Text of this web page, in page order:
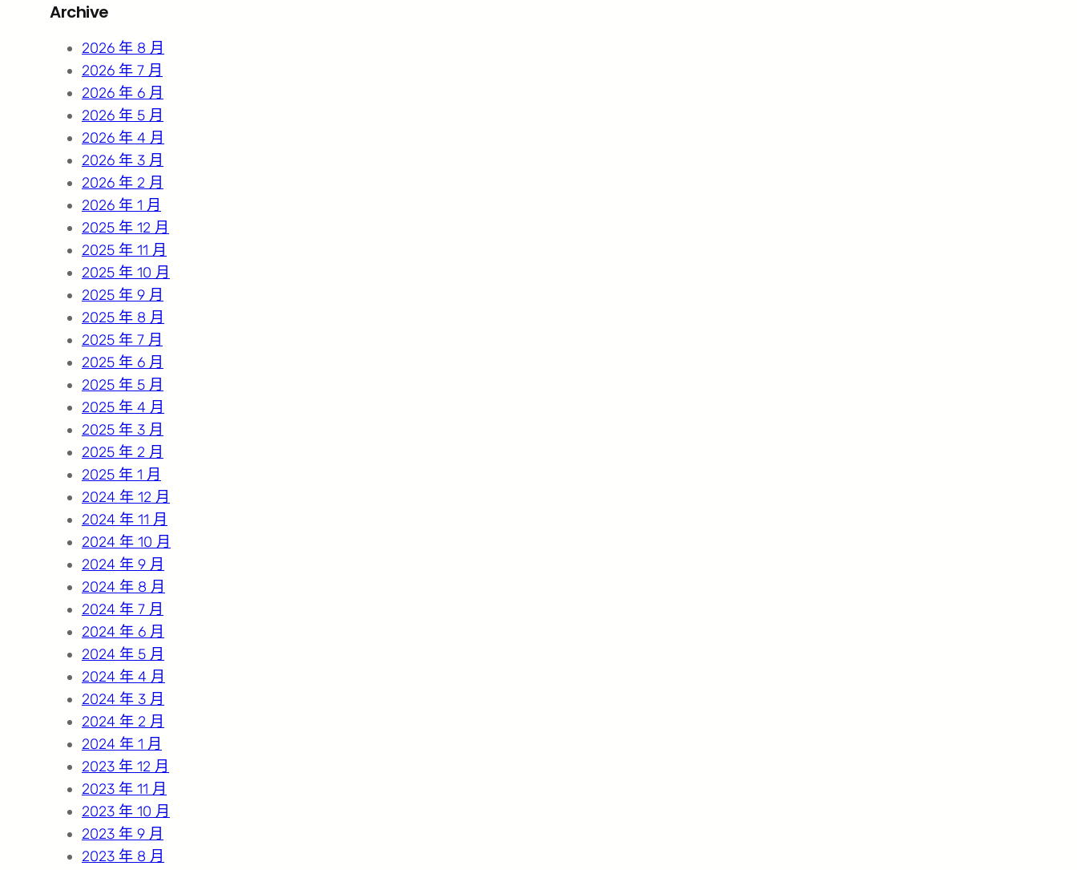
c
Archive
2026 年 8 月
2026 年 7 月
2026 年 6 月
2026 年 5 月
2026 年 4 月
2026 年 3 月
2026 年 2 月
2026 年 1 月
2025 年 12 月
2025 年 11 月
2025 年 10 月
2025 年 9 月
2025 年 8 月
2025 年 7 月
2025 年 6 月
2025 年 5 月
2025 年 4 月
2025 年 3 月
2025 年 2 月
2025 年 1 月
2024 年 12 月
2024 年 11 月
2024 年 10 月
2024 年 9 月
2024 年 8 月
2024 年 7 月
2024 年 6 月
2024 年 5 月
2024 年 4 月
2024 年 3 月
2024 年 2 月
2024 年 1 月
2023 年 12 月
2023 年 11 月
2023 年 10 月
2023 年 9 月
2023 年 8 月